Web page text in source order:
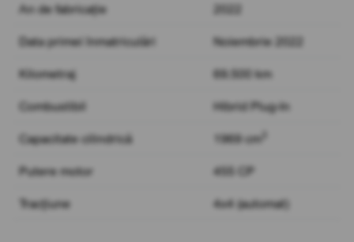
An de fabricație 2022
Data primei înmatriculări Noiembrie 2022
Kilometraj 69.500 km
Combustibil Hibrid Plug-In
Capacitate cilindrică 1969 cm
Putere motor 455 CP
Tracțiune 4x4 (automat)